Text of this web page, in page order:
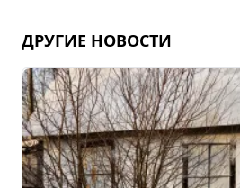
ДРУГИЕ НОВОСТИ